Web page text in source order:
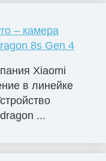
– камера
8s Gen 4
Xiaomi
в линейке
...